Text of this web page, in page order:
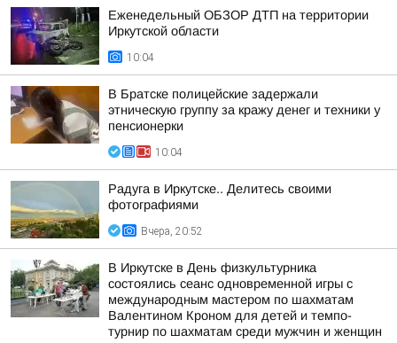
Еженедельный ОБЗОР ДТП на территории
Иркутской области
10:04
В Братске полицейские задержали
этническую группу за кражу денег и техники у
пенсионерки
10:04
Радуга в Иркутске.. Делитесь своими
фотографиями
Вчера, 20:52
В Иркутске в День физкультурника
состоялись сеанс одновременной игры с
международным мастером по шахматам
Валентином Кроном для детей и темпо-
турнир по шахматам среди мужчин и женщин